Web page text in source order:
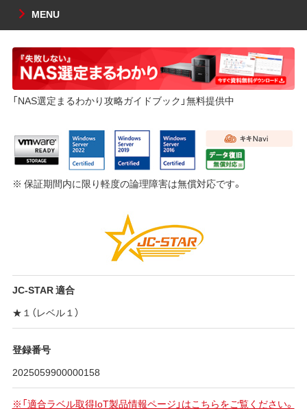
MENU
「NAS選定まるわかり攻略ガイドブック」無料提供中
※ 保証期間内に限り軽度の論理障害は無償対応です。
JC-STAR 適合
★１（レベル１）
登録番号
2025059900000158
※「適合ラベル取得IoT製品情報ページ」はこちらをご覧ください。